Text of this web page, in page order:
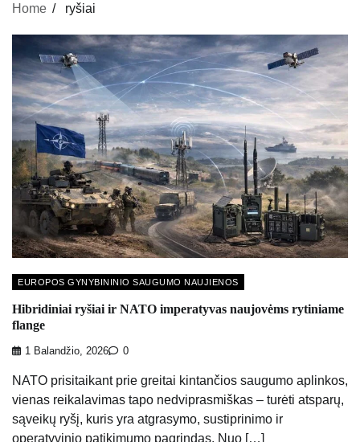
Home ryšiai
EUROPOS GYNYBININIO SAUGUMO NAUJIENOS
Hibridiniai ryšiai ir NATO imperatyvas naujovėms rytiniame
flange
1 Balandžio, 2026 0
NATO prisitaikant prie greitai kintančios saugumo aplinkos,
vienas reikalavimas tapo nedviprasmiškas – turėti atsparų,
sąveikų ryšį, kuris yra atgrasymo, sustiprinimo ir
operatyvinio patikimumo pagrindas. Nuo […]